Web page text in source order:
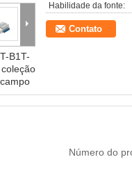
B1T-
Habilidade da fonte:
Contato
Número do